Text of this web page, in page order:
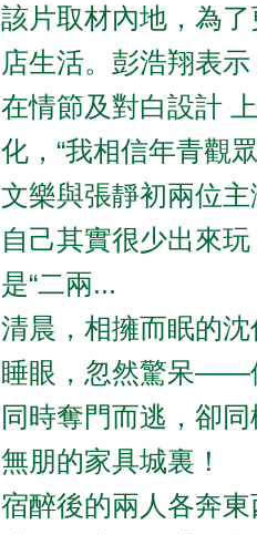
該片取材內地，為
店生活。彭浩翔表
在情節及對白設計
化，“我相信年青觀
文樂與張靜初兩位
自己其實很少出來
是“二兩...
清晨，相擁而眠的
睡眼，忽然驚呆——
同時奪門而逃，卻
無朋的家具城裏！
宿醉後的兩人各奔